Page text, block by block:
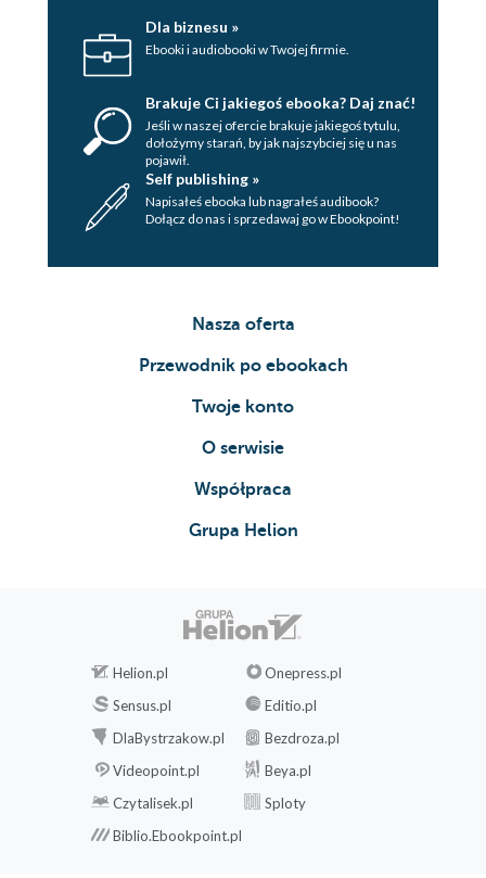
Dla biznesu »
Ebooki i audiobooki w Twojej firmie.
Brakuje Ci jakiegoś ebooka? Daj znać!
Jeśli w naszej ofercie brakuje jakiegoś tytulu,
dołożymy starań, by jak najszybciej się u nas
pojawił.
Self publishing »
Napisałeś ebooka lub nagrałeś audibook?
Dołącz do nas i sprzedawaj go w Ebookpoint!
Nasza oferta
Przewodnik po ebookach
Twoje konto
O serwisie
Współpraca
Grupa Helion
Helion.pl
Onepress.pl
Sensus.pl
Editio.pl
DlaBystrzakow.pl
Bezdroza.pl
Videopoint.pl
Beya.pl
Czytalisek.pl
Sploty
Biblio.Ebookpoint.pl